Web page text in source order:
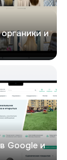
и
Google и